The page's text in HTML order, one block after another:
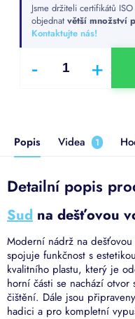
cena:Jsme držiteli certifikátů
objednat větší množství
Kontaktujte nás!
Popis Videa 1
Detailní popis
Sud na dešťovou
Moderní nádrž na
spojuje funkčnost s
kvalitního plastu, který je
horní části se nachází
čištění. Dále jsou
hadici a pro kompletní